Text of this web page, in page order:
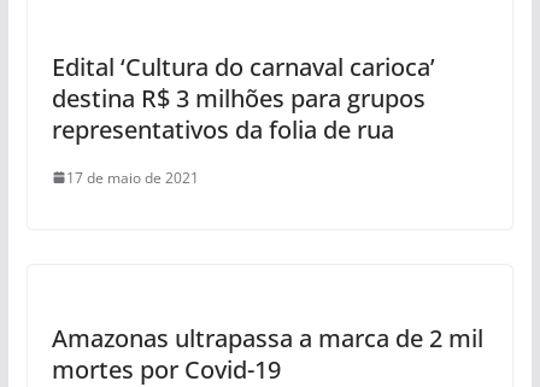
Edital ‘Cultura do carnaval carioca’
destina R$ 3 milhões para grupos
representativos da folia de rua
17 de maio de 2021
Amazonas ultrapassa a marca de 2 mil
mortes por Covid-19